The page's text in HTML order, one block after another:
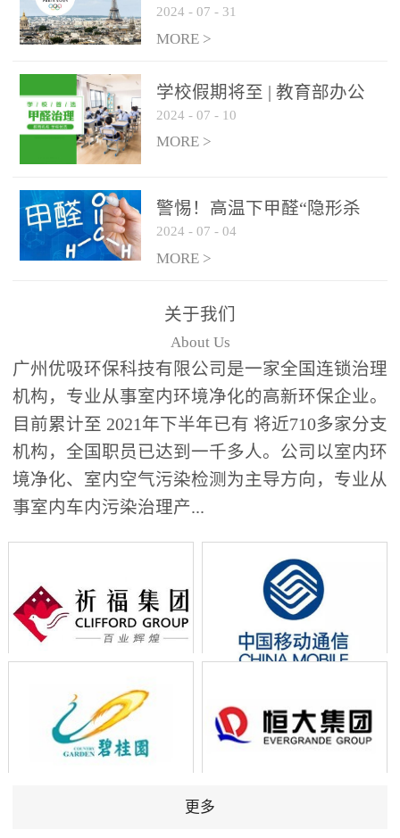
宿风波：优吸环保共建健康
绿色家居
2024 - 07 - 31
MORE >
学校假期将至 | 教育部办公
厅关于加强学校新建校舍室
内空气质量管理通知
2024 - 07 - 10
MORE >
警惕！高温下甲醛“隐形杀
手”来袭，你的家安全吗？
2024 - 07 - 04
MORE >
关于我们
About Us
广州优吸环保科技有限公司是一家全国连锁治理
机构，专业从事室内环境净化的高新环保企业。
目前累计至 2021年下半年已有 将近710多家分支
机构，全国职员已达到一千多人。公司以室内环
境净化、室内空气污染检测为主导方向，专业从
事室内车内污染治理产...
更多